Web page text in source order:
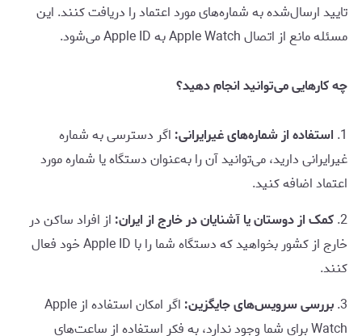
تایید ارسال‌شده به شماره‌های مورد اعتماد را دریافت کنند. این
مسئله مانع از اتصال Apple Watch به Apple ID می‌شود.
چه کارهایی می‌توانید انجام دهید؟
1. استفاده از شماره‌های غیرایرانی: اگر دسترسی به شماره
غیرایرانی دارید، می‌توانید آن را به‌عنوان دستگاه یا شماره مورد
اعتماد اضافه کنید.
2. کمک از دوستان یا آشنایان در خارج از ایران: از افراد ساکن در
خارج از کشور بخواهید که دستگاه شما را با Apple ID خود فعال
کنند.
3. بررسی سرویس‌های جایگزین:
اگر امکان استفاده از Apple
Watch برای شما وجود ندارد، به فکر استفاده از ساعت‌های